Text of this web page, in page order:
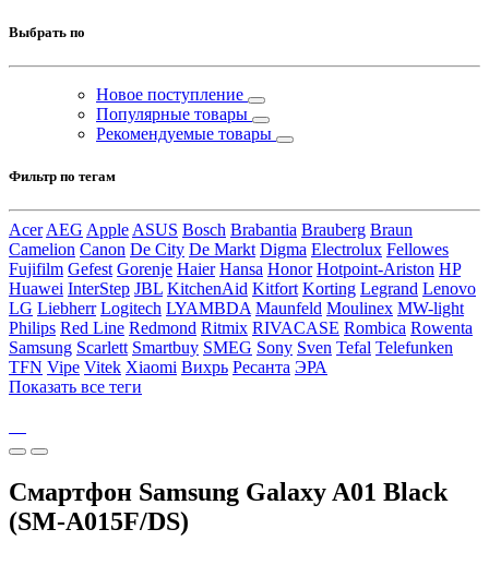
Выбрать по
Новое поступление
Популярные товары
Рекомендуемые товары
Фильтр по тегам
Acer AEG Apple ASUS Bosch Brabantia Brauberg Braun
Camelion Canon De City De Markt Digma Electrolux Fellowes
Fujifilm Gefest Gorenje Haier Hansa Honor Hotpoint-Ariston HP
Huawei InterStep JBL KitchenAid Kitfort Korting Legrand Lenovo
LG Liebherr Logitech LYAMBDA Maunfeld Moulinex MW-light
Philips Red Line Redmond Ritmix RIVACASE Rombica Rowenta
Samsung Scarlett Smartbuy SMEG Sony Sven Tefal Telefunken
TFN Vipe Vitek Xiaomi Вихрь Ресанта ЭРА
Показать все теги
Смартфон Samsung Galaxy A01 Black
(SM-A015F/DS)